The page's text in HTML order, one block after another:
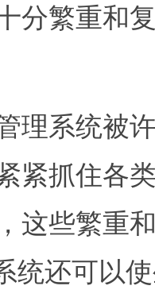
分繁重和
系统被
紧抓住各
这些繁重
统还可以